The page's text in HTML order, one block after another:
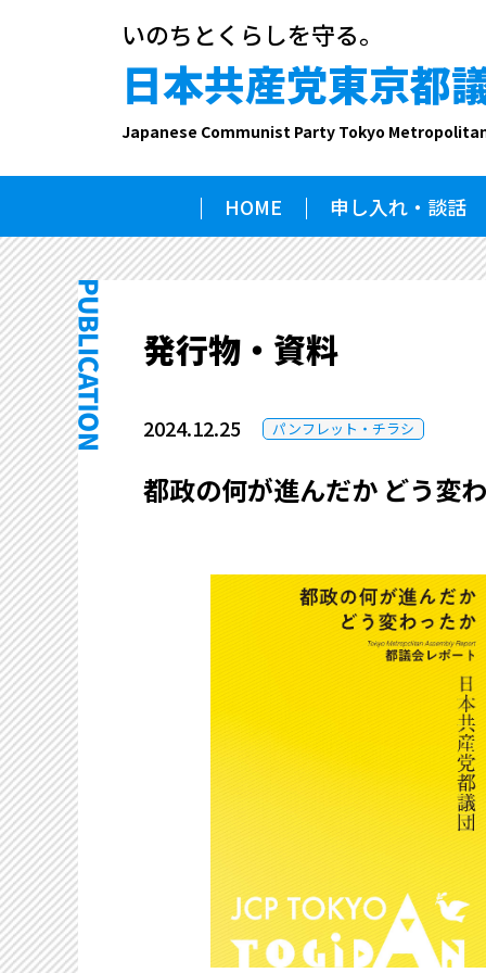
いのちとくらしを守る。
日本共産党東京都
Japanese Communist Party Tokyo
HOME 申し入れ・談話
発行物・資料
2024.12.25 パンフレット・チラシ
都政の何が進んだか どう変